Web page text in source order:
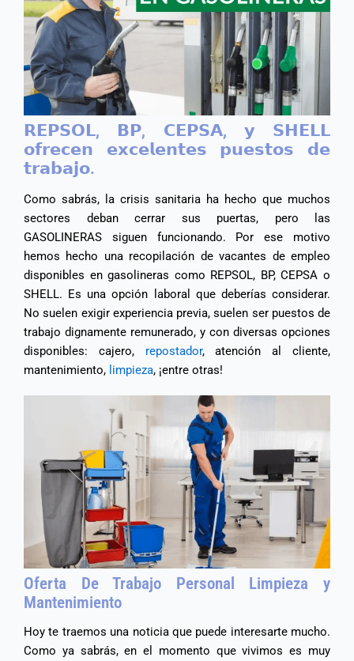
𝗥𝗘𝗣𝗦𝗢𝗟, 𝗕𝗣, 𝗖𝗘𝗣𝗦𝗔, 𝘆 𝗦𝗛𝗘𝗟𝗟
𝗼𝗳𝗿𝗲𝗰𝗲𝗻 𝗲𝘅𝗰𝗲𝗹𝗲𝗻𝘁𝗲𝘀 𝗽𝘂𝗲𝘀𝘁𝗼𝘀 𝗱𝗲
𝘁𝗿𝗮𝗯𝗮𝗷𝗼.
Como sabrás, la crisis sanitaria ha hecho que muchos
sectores deban cerrar sus puertas, pero las
GASOLINERAS siguen funcionando. Por ese motivo
hemos hecho una recopilación de vacantes de empleo
disponibles en gasolineras como REPSOL, BP, CEPSA o
SHELL. Es una opción laboral que deberías considerar.
No suelen exigir experiencia previa, suelen ser puestos de
trabajo dignamente remunerado, y con diversas opciones
disponibles: cajero, repostador, atención al cliente,
mantenimiento, limpieza, ¡entre otras!
Oferta De Trabajo Personal Limpieza y
Mantenimiento
Hoy te traemos una noticia que puede interesarte mucho.
Como ya sabrás, en el momento que vivimos es muy